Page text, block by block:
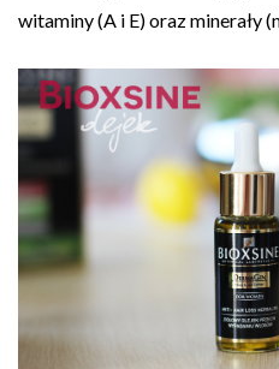
witaminy (A i E) oraz minerały